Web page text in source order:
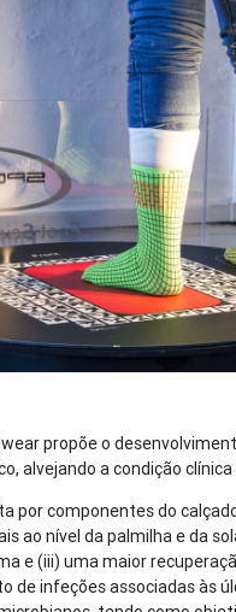
propõe o
alvejando a condição clínica
por componentes do
ao nível da palmilha e da
e (iii) uma maior
de infeções associadas às